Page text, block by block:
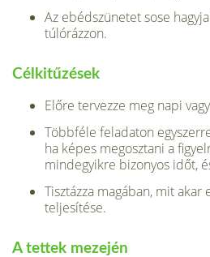
Az ebédszünetet sose
túlórázzon.
Célkitűzések
Előre tervezze meg napi
Többféle feladaton
ha képes megosztani a
mindegyikre bizonyos időt,
Tisztázza magában, mit
teljesítése.
A tettek mezején